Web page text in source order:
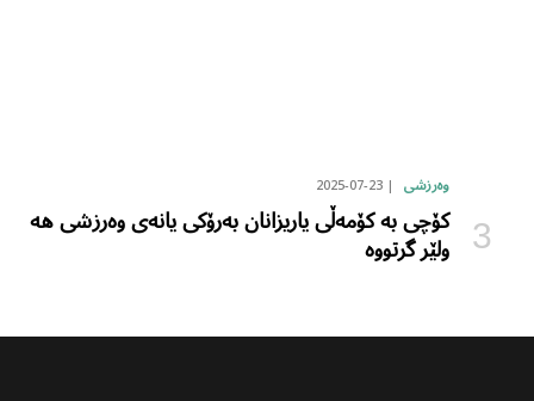
وەرزشی 2025-07-23
کۆچی بە کۆمەڵی یاریزانان بەرۆکی یانەی وەرزشی هە
ولێر گرتووە